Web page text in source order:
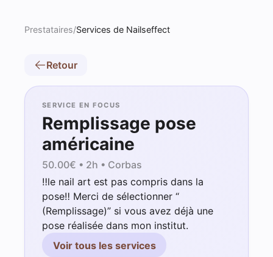
Prestataires/Services de Nailseffect
Retour
SERVICE EN FOCUS
Remplissage pose
américaine
50.00€ • 2h • Corbas
‼️le nail art est pas compris dans la
pose‼️ Merci de sélectionner “
(Remplissage)” si vous avez déjà une
pose réalisée dans mon institut.
Voir tous les services